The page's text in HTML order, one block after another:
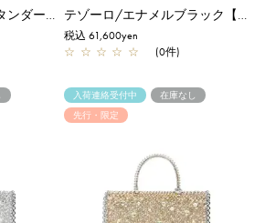
ペルラ グリッター/スタンダード Z/フラミンゴシルバー【一部店舗先行販売商品】 テゾーロ/エナメルブラック【一部店舗先行販売商品】
税込 61,600yen
☆ ☆ ☆ ☆ ☆ (0件)
入荷連絡受付中
在庫なし
先行・限定